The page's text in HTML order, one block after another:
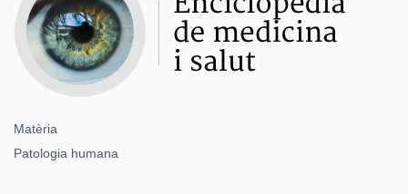
Matèria
Patologia humana